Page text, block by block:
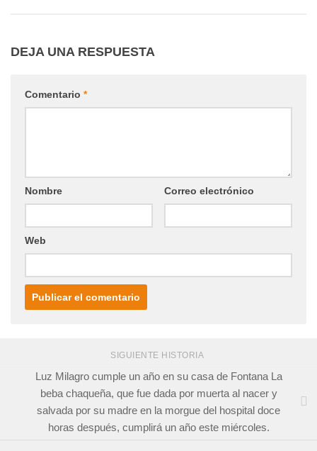
DEJA UNA RESPUESTA
Comentario *
Nombre Correo electrónico
Web
SIGUIENTE HISTORIA
Luz Milagro cumple un año en su casa de Fontana La
beba chaqueña, que fue dada por muerta al nacer y
salvada por su madre en la morgue del hospital doce
horas después, cumplirá un año este miércoles.